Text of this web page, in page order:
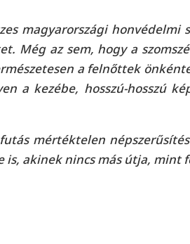
magyarországi
Még az sem, hogy a
a felnőttek
a kezébe, hosszú-hosszú
mértéktelen
is, akinek nincs más útja,